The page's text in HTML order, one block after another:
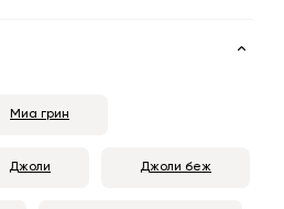
Миа грин
Джоли Джоли беж